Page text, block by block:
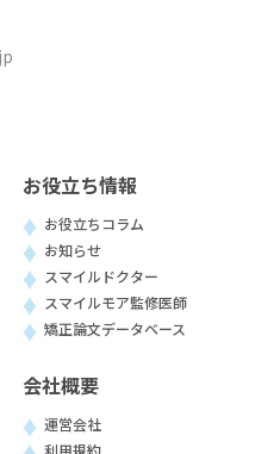
お役立ち情報
お役立ちコラム
お知らせ
スマイルドクター
スマイルモア監修医師
矯正論文データベース
会社概要
運営会社
利用規約